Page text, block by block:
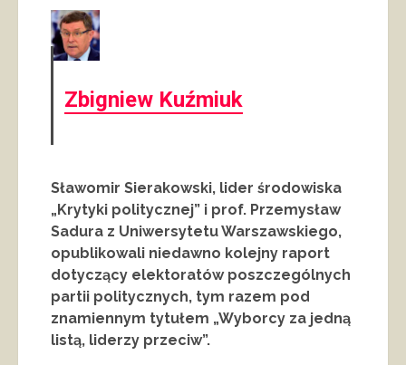
Zbigniew Kuźmiuk
Sławomir Sierakowski, lider środowiska
„Krytyki politycznej” i prof. Przemysław
Sadura z Uniwersytetu Warszawskiego,
opublikowali niedawno kolejny raport
dotyczący elektoratów poszczególnych
partii politycznych, tym razem pod
znamiennym tytułem „Wyborcy za jedną
listą, liderzy przeciw”.